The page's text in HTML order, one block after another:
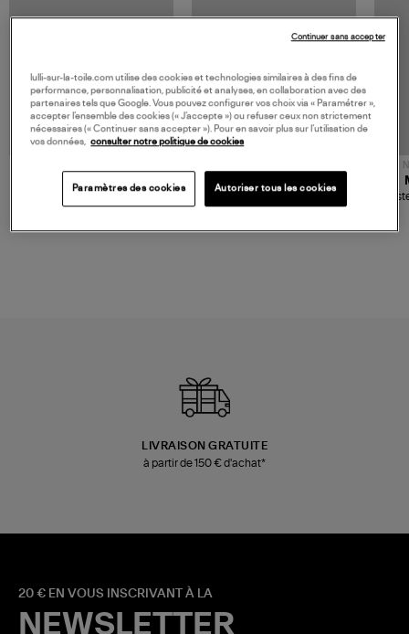
JEROME DREYFUSS
Champagne
TORAL
Mousse
LIVRAISON GRATUITE
à partir de 150 € d'achat*
20 € EN VOUS INSCRIVANT À LA
NEWSLETTER
lulli-sur-la-toile.com utilise des cookies et technologies similaires à des fins de
performance, personnalisation, publicité et analyses, en collaboration avec des
partenaires tels que Google. Vous pouvez configurer vos choix via « Paramétrer »,
accepter l’ensemble des cookies (« J’accepte ») ou refuser ceux non strictement
nécessaires (« Continuer sans accepter »). Pour en savoir plus sur l’utilisation de
vos données,
consulter notre politique de cookies
Paramètres des cookies Autoriser tous les cookies
Continuer sans accepter